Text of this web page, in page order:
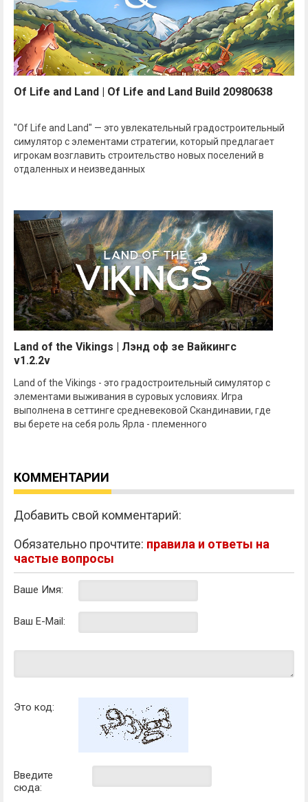
Of Life and Land | Of Life and Land Build 20980638
"Of Life and Land" — это увлекательный градостроительный
симулятор с элементами стратегии, который предлагает
игрокам возглавить строительство новых поселений в
отдаленных и неизведанных
Land of the Vikings | Лэнд оф зе Вайкингс
v1.2.2v
Land of the Vikings - это градостроительный симулятор с
элементами выживания в суровых условиях. Игра
выполнена в сеттинге средневековой Скандинавии, где
вы берете на себя роль Ярла - племенного
КОММЕНТАРИИ
Добавить свой комментарий:
Обязательно прочтите: правила и ответы на
частые вопросы
Ваше Имя:
Ваш E-Mail:
Это код:
Введите
сюда: